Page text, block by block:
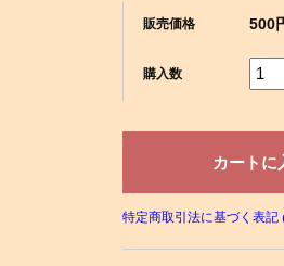
販売価格 500
購入数
特定商取引法に基づく表記